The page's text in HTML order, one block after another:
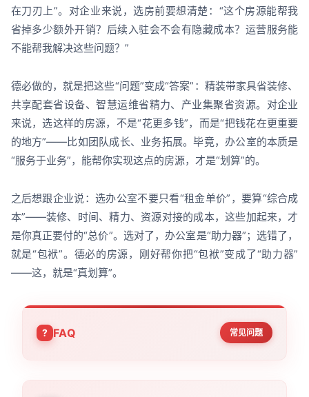
在刀刃上”。对企业来说，选房前要想清楚：“这个房源能帮我
省掉多少额外开销？后续入驻会不会有隐藏成本？运营服务能
不能帮我解决这些问题？”
德必做的，就是把这些“问题”变成“答案”：精装带家具省装修、
共享配套省设备、智慧运维省精力、产业集聚省资源。对企业
来说，选这样的房源，不是“花更多钱”，而是“把钱花在更重要
的地方”——比如团队成长、业务拓展。毕竟，办公室的本质是
“服务于业务”，能帮你实现这点的房源，才是“划算”的。
之后想跟企业说：选办公室不要只看“租金单价”，要算“综合成
本”——装修、时间、精力、资源对接的成本，这些加起来，才
是你真正要付的“总价”。选对了，办公室是“助力器”；选错了，
就是“包袱”。德必的房源，刚好帮你把“包袱”变成了“助力器”
——这，就是“真划算”。
FAQ 常见问题